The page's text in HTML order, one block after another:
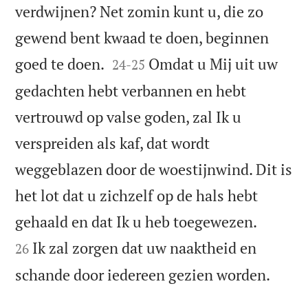
verdwijnen? Net zomin kunt u, die zo
gewend bent kwaad te doen, beginnen
goed te doen. 

24-25 Omdat u Mij uit uw
gedachten hebt verbannen en hebt
vertrouwd op valse goden, zal Ik u
verspreiden als kaf, dat wordt
weggeblazen door de woestijnwind. Dit is
het lot dat u zichzelf op de hals hebt
gehaald en dat Ik u heb toegewezen.
26 Ik zal zorgen dat uw naaktheid en
schande door iedereen gezien worden.